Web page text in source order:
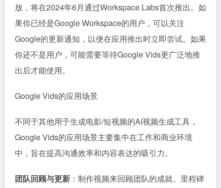
放，将在2024年6月通过Workspace Labs首次推出。如
果你已经是Google Workspace的用户，可以关注
Google的更新通知，以便在应用推出时立即尝试。如果
你还不是用户，可能需要等待Google Vids更广泛地推
出后才能使用。
Google Vids的应用场景
不同于其他用于生成电影/短视频的AI视频生成工具，
Google Vids的应用场景主要集中在工作和商业环境
中，旨在提高沟通效率和内容表达的吸引力。
团队回顾与更新 ：制作视频来回顾团队的成就、里程碑